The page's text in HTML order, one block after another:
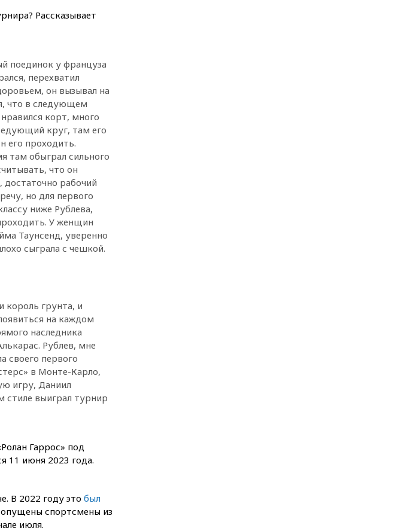
уголовное дело
Хорватии
вчера, 21:15
опубликовал 16 новых видео с
НЛО
вчера, 21:00
На границе
Украины с Польшей скопилось
свыше 6,5 тысячи грузовиков
Швыдкой:
«Интервидение» точно
пройдет в 2026 году
вчера, 20:45
ПВО за день
сбила еще 75 украинских
беспилотников над Россией
вчера, 20:35Велосипедист
погиб при атаке FPV-дрона в
финансировании
экстремизма
вчера, 20:20Суд США
постановил остановить
строительство бального зала в
Белом доме
вчера, 20:15Сенат США
одобрил ужесточение
против журналистки Катерины
Гордеевой о фейках о ВС
нейтральный статус
фигуристкам Валиевой и
Трусовой
Рассказывает
поединок у француза
перехватил
он вызывал на
что в следующем
корт, много
круг, там его
его проходить.
там обыграл сильного
что он
рабочий
но для первого
ниже Рублева,
У женщин
Таунсенд, уверенно
сыграла с чешкой.
король грунта, и
на каждом
наследника
Рублев, мне
своего первого
в Монте-Карло,
игру, Даниил
стиле выиграл турнир
Гаррос» под
11 июня 2023 года.
В 2022 году это был
спортсмены из
июля.